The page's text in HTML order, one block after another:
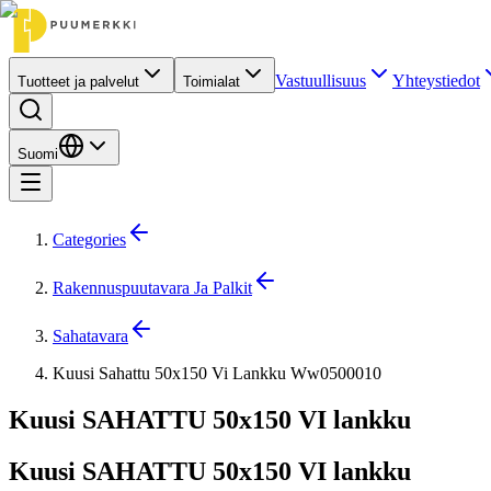
Tuotteet ja palvelut Toimialat Vastuullisuus Yhteystiedot
Suomi
Categories
Rakennuspuutavara Ja Palkit
Sahatavara
Kuusi Sahattu 50x150 Vi Lankku Ww0500010
Kuusi SAHATTU 50x150 VI lankku
Kuusi SAHATTU 50x150 VI lankku